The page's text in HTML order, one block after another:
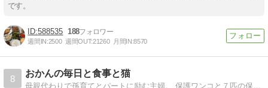
です。
588535 188
週間IN:2500 週間OUT:21260 月間IN:8570
8
おかんの毎日と食事と猫